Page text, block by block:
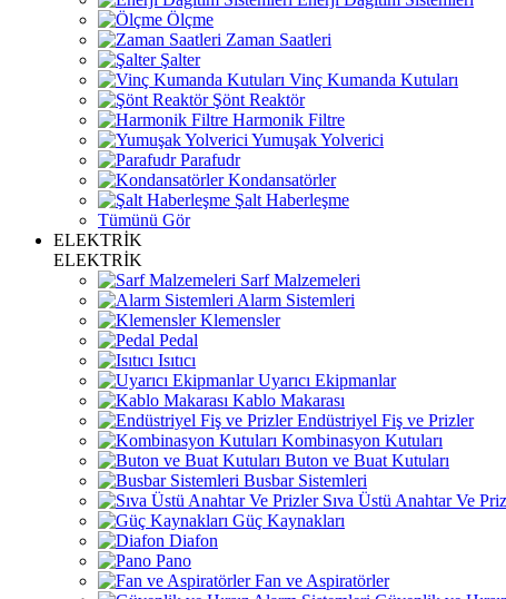
Ölçme
Zaman Saatleri
Şalter
Vinç Kumanda Kutuları
Şönt Reaktör
Harmonik Filtre
Yumuşak Yolverici
Parafudr
Kondansatörler
Şalt Haberleşme
Tümünü Gör
ELEKTRİK
ELEKTRİK
Sarf Malzemeleri
Alarm Sistemleri
Klemensler
Pedal
Isıtıcı
Uyarıcı Ekipmanlar
Kablo Makarası
Endüstriyel Fiş ve Prizler
Kombinasyon Kutuları
Buton ve Buat Kutuları
Busbar Sistemleri
Sıva Üstü Anahtar Ve
Güç Kaynakları
Diafon
Pano
Fan ve Aspiratörler